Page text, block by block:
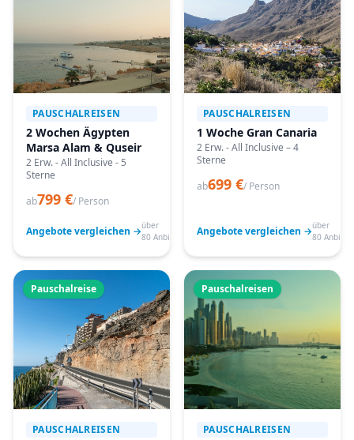
PAUSCHALREISEN
2 Wochen Ägypten
Marsa Alam & Quseir
2 Erw. - All Inclusive - 5
Sterne
ab799 €/ Person
Angebote vergleichen →über
80 Anbieter
PAUSCHALREISEN
1 Woche Gran Canaria
2 Erw. - All Inclusive – 4
Sterne
ab699 €/ Person
Angebote vergleichen →über
80
Pauschalreise
PAUSCHALREISEN
Pauschalreisen
PAUSCHALREISEN